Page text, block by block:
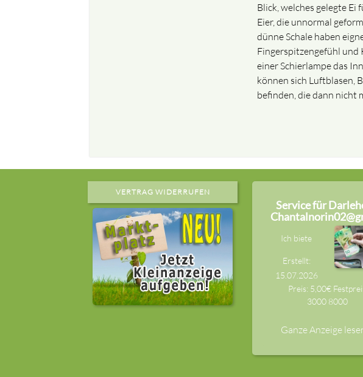
Blick, welches gelegte Ei
Eier, die unnormal
dünne Schale haben
Fingerspitzengefühl und
einer Schierlampe das
können sich Luftblasen,
befinden, die dann nicht
VERTRAG WIDERRUFEN
Service für
Ich biete
Erstellt:
15.07.2026
Preis: 5,00€
3000 8000
Ganze Anzeige